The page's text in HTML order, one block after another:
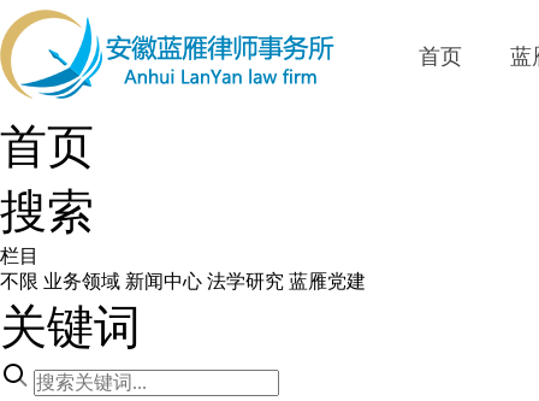
首页 蓝
首页
搜索
栏目
不限 业务领域 新闻中心 法学研究 蓝雁党建
关键词